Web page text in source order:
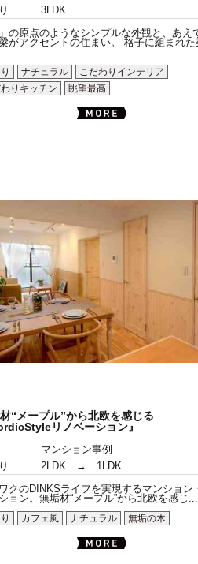
3LDK
」の原点のようなシンプルな外観と、あえ
がアクセントの住まい。 格子に組まれた
ナチュラル
こだわりインテリア
りキッチン
眺望最高
“メープル”から北欧を感じる
リノベーション』
マンション事例
2LDK → 1LDK
クのDINKSライフを実現するマンション
ョン。無垢材“メープル”から北欧を感じ...
カフェ風 ナチュラル 無垢の木